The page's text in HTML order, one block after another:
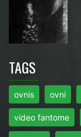
TAGS
ovnis ovni
video fantome